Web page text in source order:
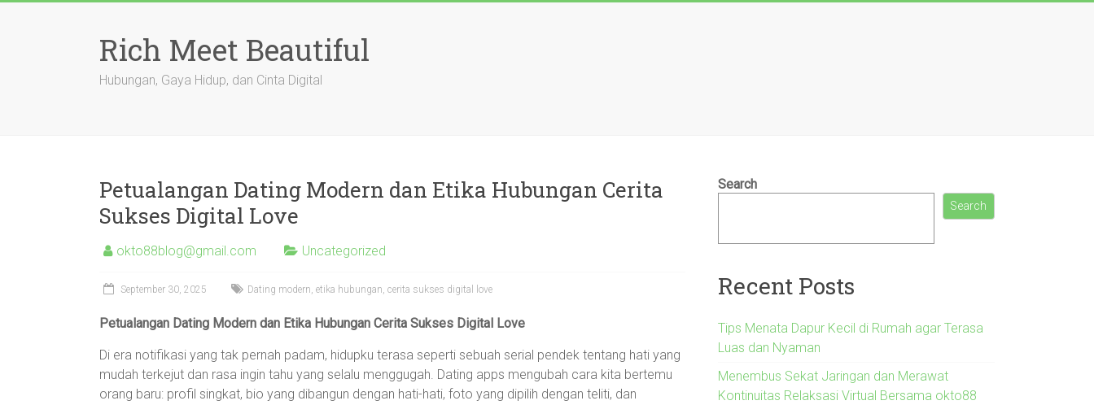
Rich Meet Beautiful
Hubungan, Gaya Hidup, dan Cinta Digital
Petualangan Dating Modern dan Etika Hubungan Cerita
Sukses Digital Love
okto88blog@gmail.com Uncategorized
September 30, 2025 Dating modern, etika hubungan, cerita sukses digital love
Petualangan Dating Modern dan Etika Hubungan Cerita Sukses Digital Love
Di era notifikasi yang tak pernah padam, hidupku terasa seperti sebuah serial pendek tentang hati yang
mudah terkejut dan rasa ingin tahu yang selalu menggugah. Dating apps mengubah cara kita bertemu
orang baru: profil singkat, bio yang dibangun dengan hati-hati, foto yang dipilih dengan teliti, dan
Search
Search
Recent Posts
Tips Menata Dapur Kecil di Rumah agar Terasa
Luas dan Nyaman
Menembus Sekat Jaringan dan Merawat
Kontinuitas Relaksasi Virtual Bersama okto88